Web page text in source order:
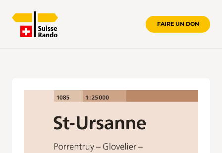
FAIRE UN DON